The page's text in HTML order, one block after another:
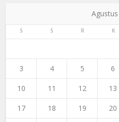
S S R K
3 4 5 6
10 11 12 13
17 18 19 20